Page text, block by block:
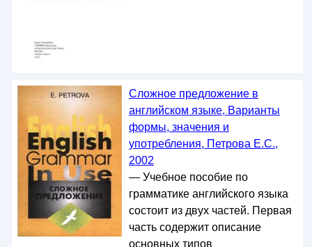
Сложное предложение в
английском языке, Варианты
формы, значения и
употребления, Петрова Е.С.,
2002
— Учебное пособие по
грамматике английского языка
состоит из двух частей. Первая
часть содержит описание
основных типов